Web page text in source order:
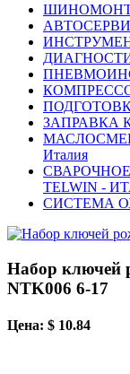
ЗАПРАВКА
Италия
TELWIN -
СИСТЕМА
Набор ключей
NTK006 6-17
Цена: $ 10.84